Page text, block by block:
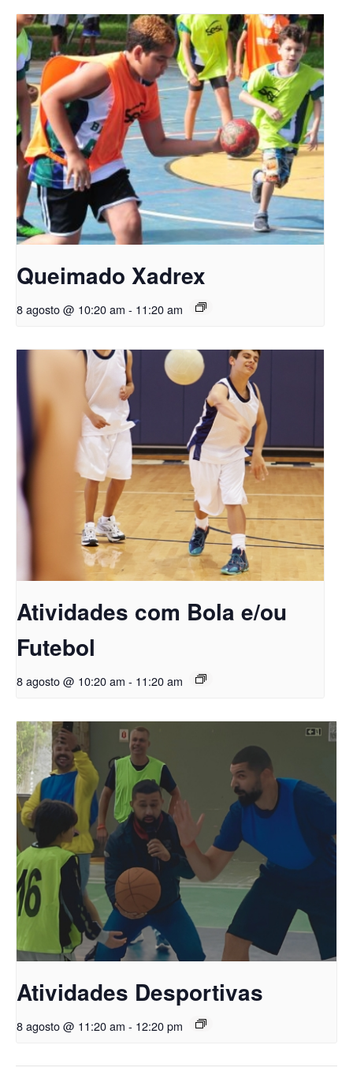
Queimado Xadrex
8 agosto @ 10:20 am - 11:20 am
Atividades com Bola e/ou
Futebol
8 agosto @ 10:20 am - 11:20 am
Atividades Desportivas
8 agosto @ 11:20 am - 12:20 pm